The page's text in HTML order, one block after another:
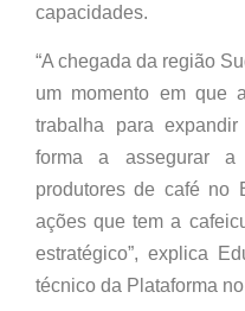
capacidades.
“A chegada da região
um momento em que
trabalha para
forma a assegurar a
produtores de café no
ações que tem a
estratégico”, explica
técnico da Plataforma